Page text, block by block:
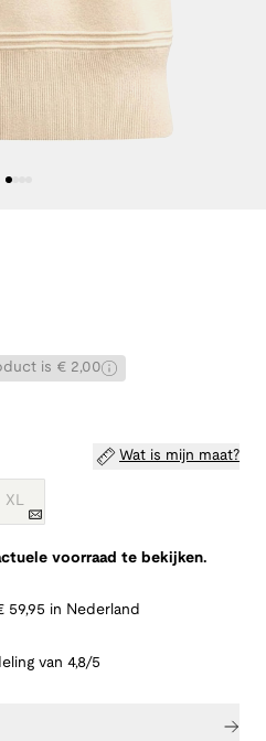
is € 2,00
Wat is mijn maat?
XL
voorraad te bekijken.
59,95 in Nederland
van 4,8/5